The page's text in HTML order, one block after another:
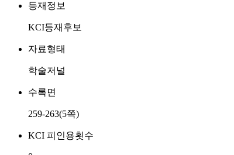
등재정보
KCI등재후보
자료형태
학술저널
수록면
259-263(5쪽)
KCI 피인용횟수